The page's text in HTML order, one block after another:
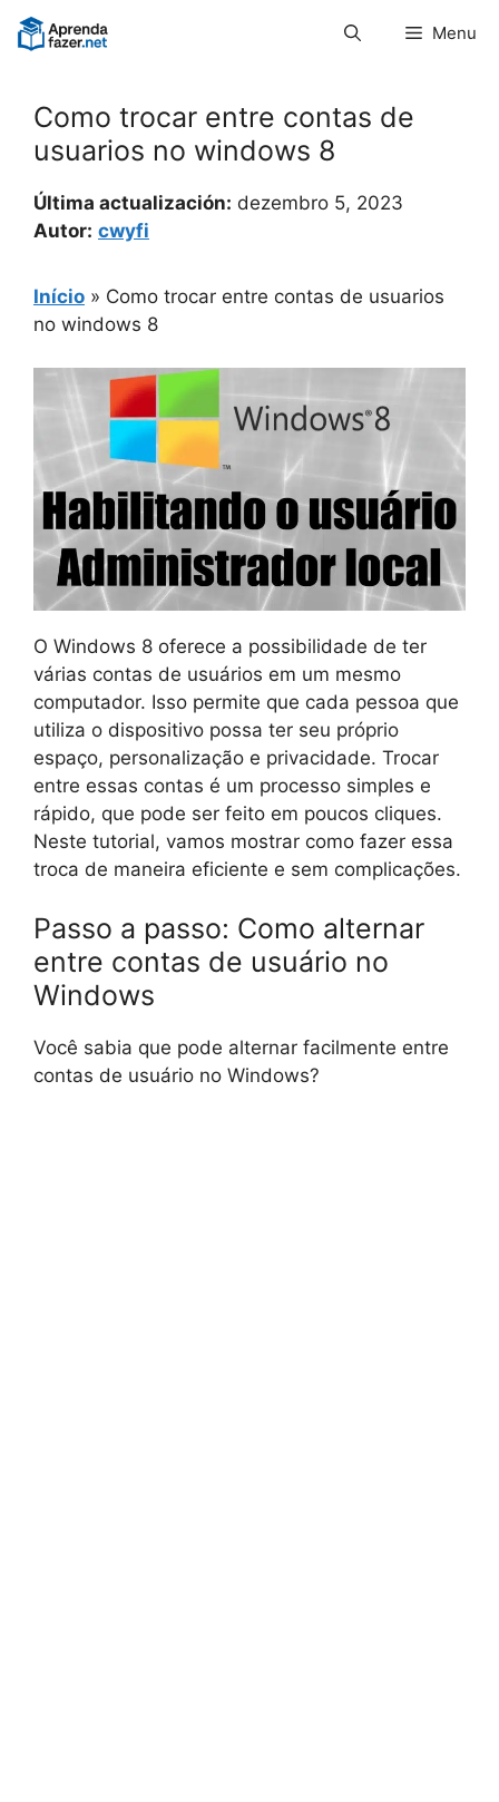
Pular
para
Menu
Como trocar entre contas de
usuarios no windows 8
Última actualización: dezembro 5, 2023
Autor: cwyfi
Início » Como trocar entre contas de usuarios
no windows 8
O Windows 8 oferece a possibilidade de ter
várias contas de usuários em um mesmo
computador. Isso permite que cada pessoa que
utiliza o dispositivo possa ter seu próprio
espaço, personalização e privacidade. Trocar
entre essas contas é um processo simples e
rápido, que pode ser feito em poucos cliques.
Neste tutorial, vamos mostrar como fazer essa
troca de maneira eficiente e sem complicações.
Passo a passo: Como alternar
entre contas de usuário no
Windows
Você sabia que pode alternar facilmente entre
contas de usuário no Windows?